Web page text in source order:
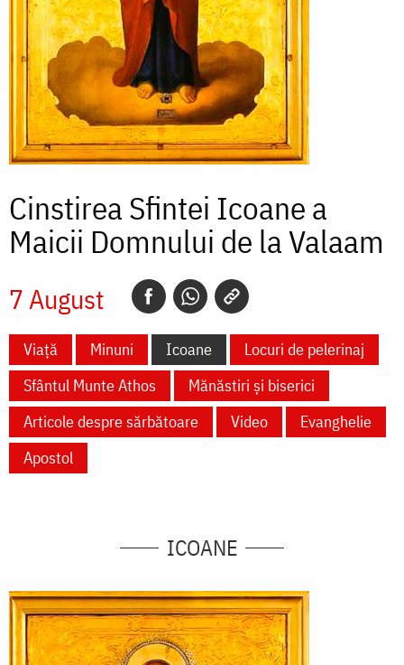
Cinstirea Sfintei Icoane a
Maicii Domnului de la Valaam
7 August
Viață Minuni Icoane
Locuri de pelerinaj
Sfântul Munte Athos
Mănăstiri și biserici
Articole despre sărbătoare
Video
Evanghelie
Apostol
ICOANE